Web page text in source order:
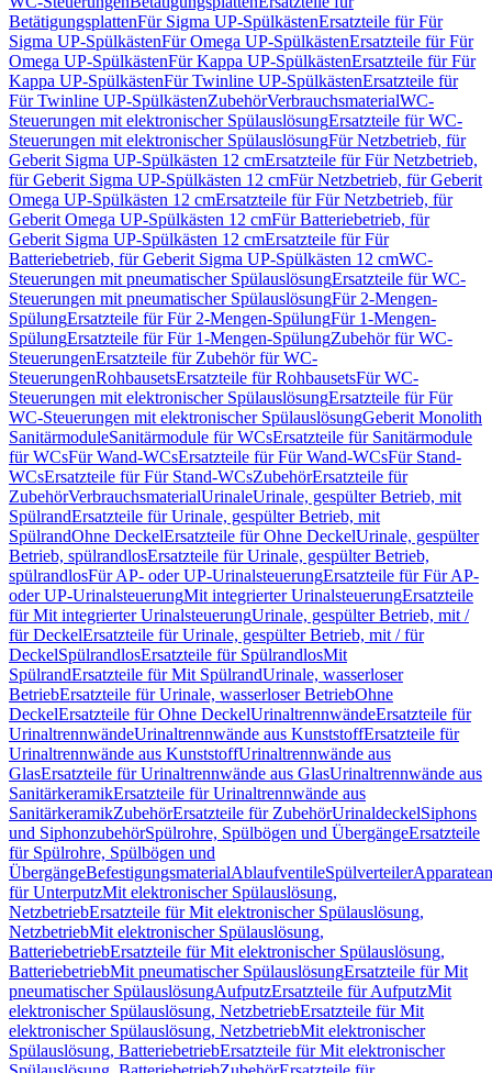
BetätigungsplattenFür Sigma UP-SpülkästenErsatzteile für Für
Sigma UP-SpülkästenFür Omega UP-SpülkästenErsatzteile für Für
Omega UP-SpülkästenFür Kappa UP-SpülkästenErsatzteile für Für
Kappa UP-SpülkästenFür Twinline UP-SpülkästenErsatzteile für
Für Twinline UP-SpülkästenZubehörVerbrauchsmaterialWC-
Steuerungen mit elektronischer SpülauslösungErsatzteile für WC-
Steuerungen mit elektronischer SpülauslösungFür Netzbetrieb, für
Geberit Sigma UP-Spülkästen 12 cmErsatzteile für Für Netzbetrieb,
für Geberit Sigma UP-Spülkästen 12 cmFür Netzbetrieb, für Geberit
Omega UP-Spülkästen 12 cmErsatzteile für Für Netzbetrieb, für
Geberit Omega UP-Spülkästen 12 cmFür Batteriebetrieb, für
Geberit Sigma UP-Spülkästen 12 cmErsatzteile für Für
Batteriebetrieb, für Geberit Sigma UP-Spülkästen 12 cmWC-
Steuerungen mit pneumatischer SpülauslösungErsatzteile für WC-
Steuerungen mit pneumatischer SpülauslösungFür 2-Mengen-
SpülungErsatzteile für Für 2-Mengen-SpülungFür 1-Mengen-
SpülungErsatzteile für Für 1-Mengen-SpülungZubehör für WC-
SteuerungenErsatzteile für Zubehör für WC-
SteuerungenRohbausetsErsatzteile für RohbausetsFür WC-
Steuerungen mit elektronischer SpülauslösungErsatzteile für Für
WC-Steuerungen mit elektronischer SpülauslösungGeberit Monolith
SanitärmoduleSanitärmodule für WCsErsatzteile für Sanitärmodule
für WCsFür Wand-WCsErsatzteile für Für Wand-WCsFür Stand-
WCsErsatzteile für Für Stand-WCsZubehörErsatzteile für
ZubehörVerbrauchsmaterialUrinaleUrinale, gespülter Betrieb, mit
SpülrandErsatzteile für Urinale, gespülter Betrieb, mit
SpülrandOhne DeckelErsatzteile für Ohne DeckelUrinale, gespülter
Betrieb, spülrandlosErsatzteile für Urinale, gespülter Betrieb,
spülrandlosFür AP- oder UP-UrinalsteuerungErsatzteile für Für AP-
oder UP-UrinalsteuerungMit integrierter UrinalsteuerungErsatzteile
für Mit integrierter UrinalsteuerungUrinale, gespülter Betrieb, mit /
für DeckelErsatzteile für Urinale, gespülter Betrieb, mit / für
DeckelSpülrandlosErsatzteile für SpülrandlosMit
SpülrandErsatzteile für Mit SpülrandUrinale, wasserloser
BetriebErsatzteile für Urinale, wasserloser BetriebOhne
DeckelErsatzteile für Ohne DeckelUrinaltrennwändeErsatzteile für
UrinaltrennwändeUrinaltrennwände aus KunststoffErsatzteile für
Urinaltrennwände aus KunststoffUrinaltrennwände aus
GlasErsatzteile für Urinaltrennwände aus GlasUrinaltrennwände aus
SanitärkeramikErsatzteile für Urinaltrennwände aus
SanitärkeramikZubehörErsatzteile für ZubehörUrinaldeckelSiphons
und SiphonzubehörSpülrohre, Spülbögen und ÜbergängeErsatzteile
für Spülrohre, Spülbögen und
ÜbergängeBefestigungsmaterialAblaufventileSpülverteiler
für UnterputzMit elektronischer Spülauslösung,
NetzbetriebErsatzteile für Mit elektronischer Spülauslösung,
NetzbetriebMit elektronischer Spülauslösung,
BatteriebetriebErsatzteile für Mit elektronischer Spülauslösung,
BatteriebetriebMit pneumatischer SpülauslösungErsatzteile für Mit
pneumatischer SpülauslösungAufputzErsatzteile für AufputzMit
elektronischer Spülauslösung, NetzbetriebErsatzteile für Mit
elektronischer Spülauslösung, NetzbetriebMit elektronischer
Spülauslösung, BatteriebetriebErsatzteile für Mit elektronischer